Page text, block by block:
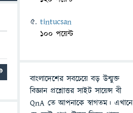
tintucsan
100 পয়েন্ট
বাংলাদেশের সবচেয়ে বড় উন্মুক্ত
বিজ্ঞান প্রশ্নোত্তর সাইট সায়েন্স বী
QnA তে আপনাকে স্বাগতম। এখানে